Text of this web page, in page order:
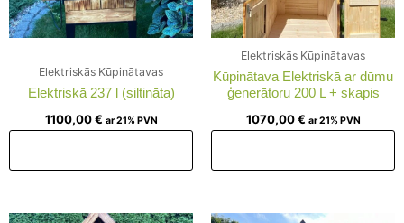
Elektriskās Kūpinātavas
Elektriskā 237 l (siltināta)
1100,00€ ar 21% PVN
Elektriskās Kūpinātavas
Kūpinātava Elektriskā ar dūmu
ģenerātoru 200 L + skapis
1070,00€ ar 21% PVN